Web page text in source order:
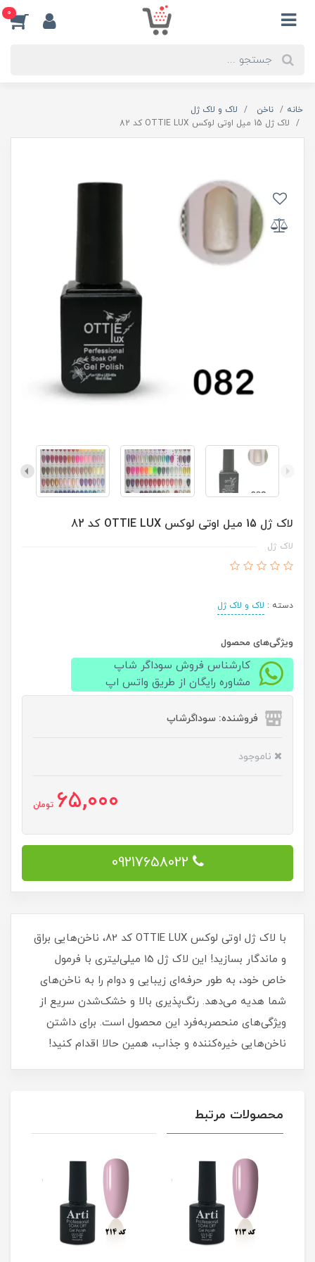
0
خانه ناخن
لاک و لاک ژل
لاک ژل 15 میل اوتی لوکس OTTIE LUX کد 82
لاک ژل 15 میل اوتی لوکس OTTIE LUX کد 82
لاک ژل
دسته : لاک و لاک ژل
ویژگی‌های محصول
کارشناس فروش سوداگر شاپ
مشاوره رایگان از طریق واتس اپ
فروشنده: سوداگرشاپ
ناموجود
65,000 تومان
09217658022
با لاک ژل اوتی لوکس OTTIE LUX کد 82، ناخن‌هایی براق
و ماندگار بسازید! این لاک ژل 15 میلی‌لیتری با فرمول
خاص خود، به طور حرفه‌ای زیبایی و دوام را به ناخن‌های
شما هدیه می‌دهد. رنگ‌پذیری بالا و خشک‌شدن سریع از
ویژگی‌های منحصربه‌فرد این محصول است. برای داشتن
ناخن‌هایی خیره‌کننده و جذاب، همین حالا اقدام کنید!
محصولات مرتبط